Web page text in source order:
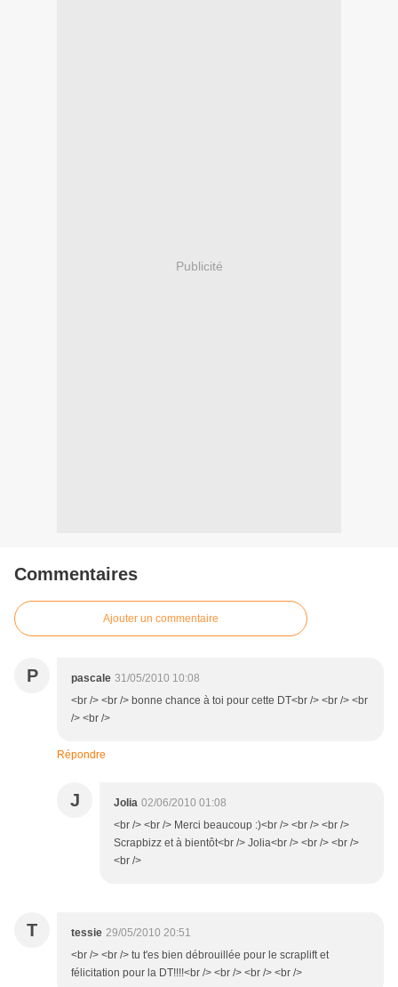
Publicité
Commentaires
Ajouter un commentaire
P pascale 31/05/2010 10:08
<br /> <br /> bonne chance à toi pour cette DT<br /> <br /> <br
/> <br />
Répondre
J Jolia 02/06/2010 01:08
<br /> <br /> Merci beaucoup :)<br /> <br /> <br />
Scrapbizz et à bientôt<br /> Jolia<br /> <br /> <br />
<br />
T tessie 29/05/2010 20:51
<br /> <br /> tu t'es bien débrouillée pour le scraplift et
félicitation pour la DT!!!!<br /> <br /> <br /> <br />